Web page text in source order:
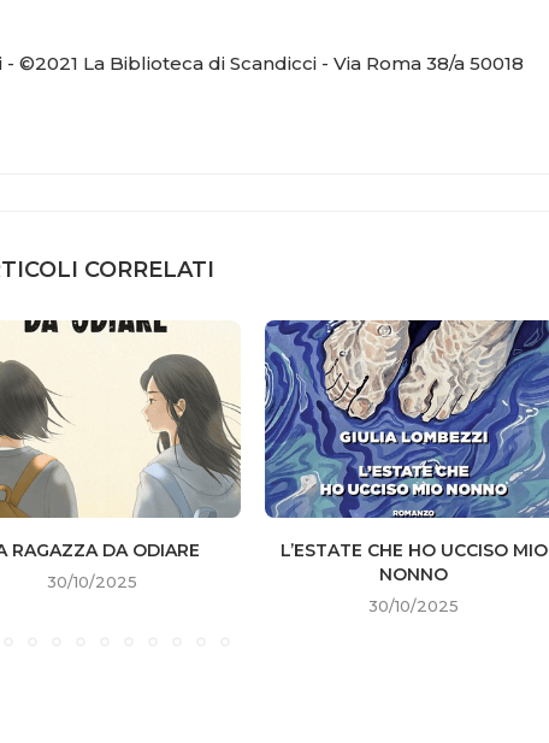
La Biblioteca di Scandicci - Via Roma 38/a 50018
CORRELATI
RAGAZZA DA ODIARE
30/10/2025
L’ESTATE CHE HO UCCISO MIO
NONNO
30/10/2025